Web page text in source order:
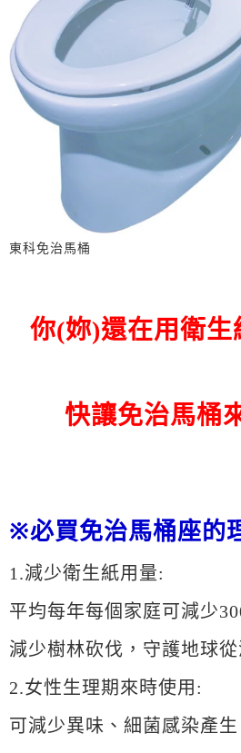
東科免治馬桶
你(妳)還在用衛生
快讓免治馬桶
※必買免治馬桶座的
1.減少衛生紙用量:
平均每年每個家庭可減少
減少樹林砍伐，守護地球從
2.女性生理期來時使用:
可減少異味、細菌感染產生